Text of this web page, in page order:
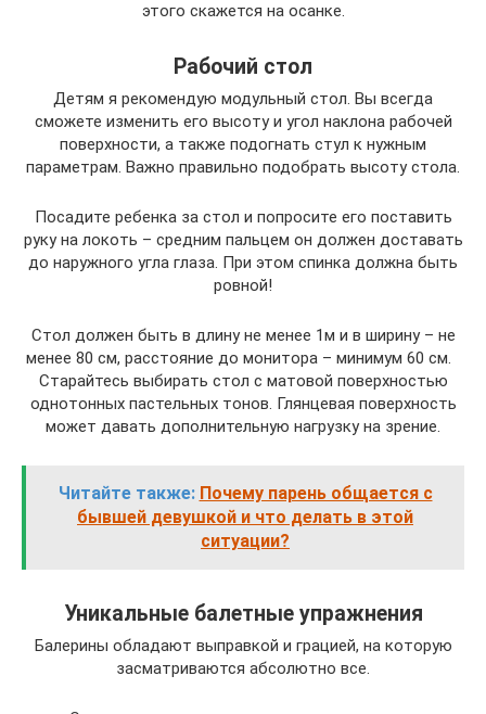
этого скажется на осанке.
Рабочий стол
Детям я рекомендую модульный стол. Вы всегда
сможете изменить его высоту и угол наклона рабочей
поверхности, а также подогнать стул к нужным
параметрам. Важно правильно подобрать высоту стола.
Посадите ребенка за стол и попросите его поставить
руку на локоть – средним пальцем он должен доставать
до наружного угла глаза. При этом спинка должна быть
ровной!
Стол должен быть в длину не менее 1м и в ширину – не
менее 80 см, расстояние до монитора – минимум 60 см.
Старайтесь выбирать стол с матовой поверхностью
однотонных пастельных тонов. Глянцевая поверхность
может давать дополнительную нагрузку на зрение.
Читайте также: Почему парень общается с
бывшей девушкой и что делать в этой
ситуации?
Уникальные балетные упражнения
Балерины обладают выправкой и грацией, на которую
засматриваются абсолютно все.